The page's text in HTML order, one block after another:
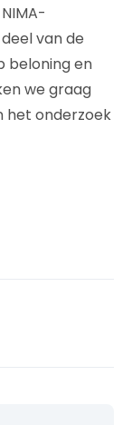
van de
beloning en
we graag
het onderzoek